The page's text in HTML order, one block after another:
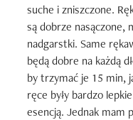
suche i zniszczone.
są dobrze nasączone,
nadgarstki. Same
będą dobre na każdą
by trzymać je 15 min,
ręce były bardzo
esencją. Jednak mam